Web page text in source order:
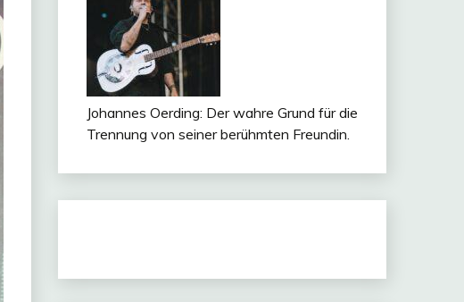
Johannes Oerding: Der wahre Grund für die
Trennung von seiner berühmten Freundin.